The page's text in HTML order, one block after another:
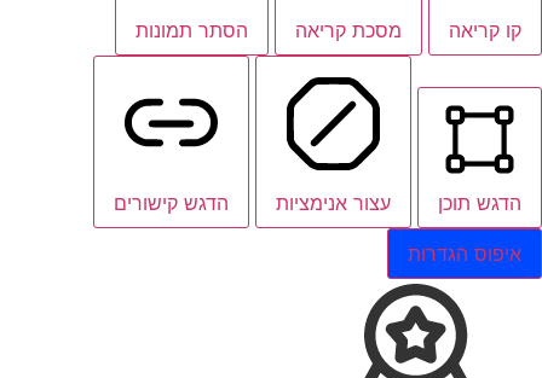
קו קריאה מסכת קריאה הסתר תמונות
הדגש תוכן עצור אנימציות הדגש קישורים
איפוס הגדרות